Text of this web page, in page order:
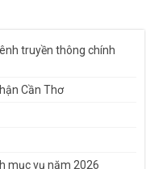
truyền thông chính
Cần Thơ
mục vụ năm 2026